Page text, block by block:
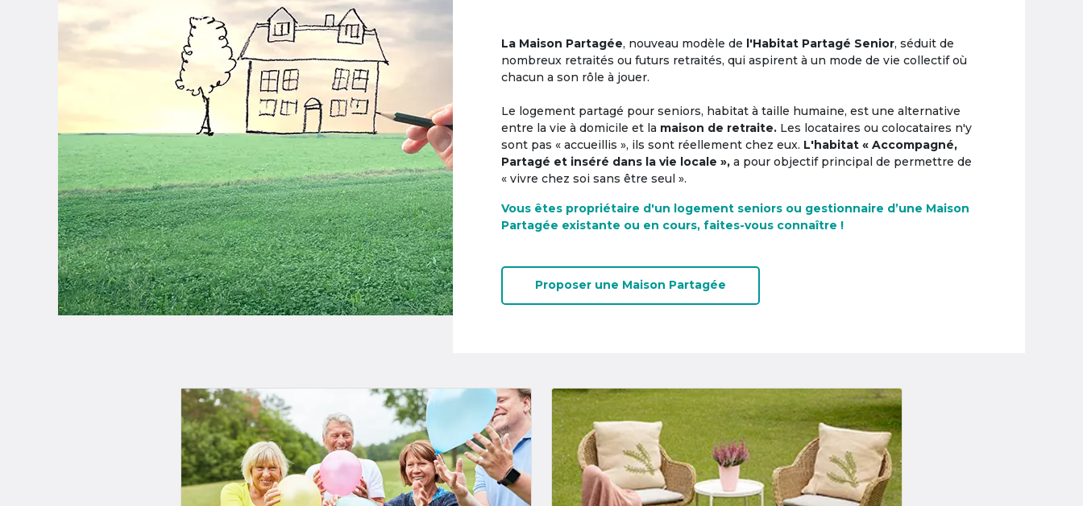
La Maison Partagée, nouveau modèle de l'Habitat Partagé Senior, séduit de
nombreux retraités ou futurs retraités, qui aspirent à un mode de vie collectif où
chacun a son rôle à jouer.
Le logement partagé pour seniors, habitat à taille humaine, est une alternative
entre la vie à domicile et la maison de retraite. Les locataires ou colocataires n'y
sont pas « accueillis », ils sont réellement chez eux. L'habitat « Accompagné,
Partagé et inséré dans la vie locale », a pour objectif principal de permettre de
« vivre chez soi sans être seul ».
Vous êtes propriétaire d'un logement seniors ou gestionnaire d’une Maison
Partagée existante ou en cours, faites-vous connaître !
Proposer une Maison Partagée